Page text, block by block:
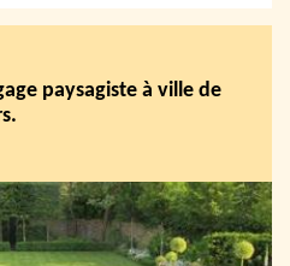
paysagiste à ville de